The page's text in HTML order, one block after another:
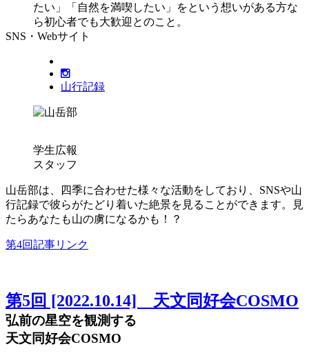
たい」「自然を満喫したい」をという想いがある方な
ら初心者でも大歓迎とのこと。
SNS・Webサイト
山行記録
学生広報
スタッフ
山岳部は、四季に合わせた様々な活動をしており、SNSや山
行記録で彼らがたどり着いた絶景を見ることができます。見
たらあなたも山の虜になるかも！？
第4回記事リンク
第5回 [2022.10.14] 天文同好会COSMO
弘前の星空を観測する
天文同好会COSMO